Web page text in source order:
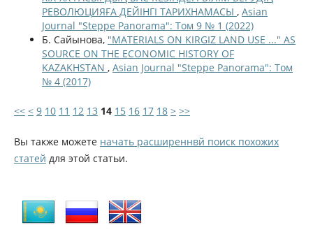
РЕВОЛЮЦИЯҒА ДЕЙІНГІ ТАРИХНАМАСЫ , Asian
Journal "Steppe Panorama": Том 9 № 1 (2022)
Б. Сайынова, "MATERIALS ON KIRGIZ LAND USE ..." AS
SOURCE ON THE ECONOMIC HISTORY OF
KAZAKHSTAN , Asian Journal "Steppe Panorama": Том
№ 4 (2017)
<< < 9 10 11 12 13 14 15 16 17 18 > >>
Вы также можете начать расширеннвй поиск похожих
статей для этой статьи.